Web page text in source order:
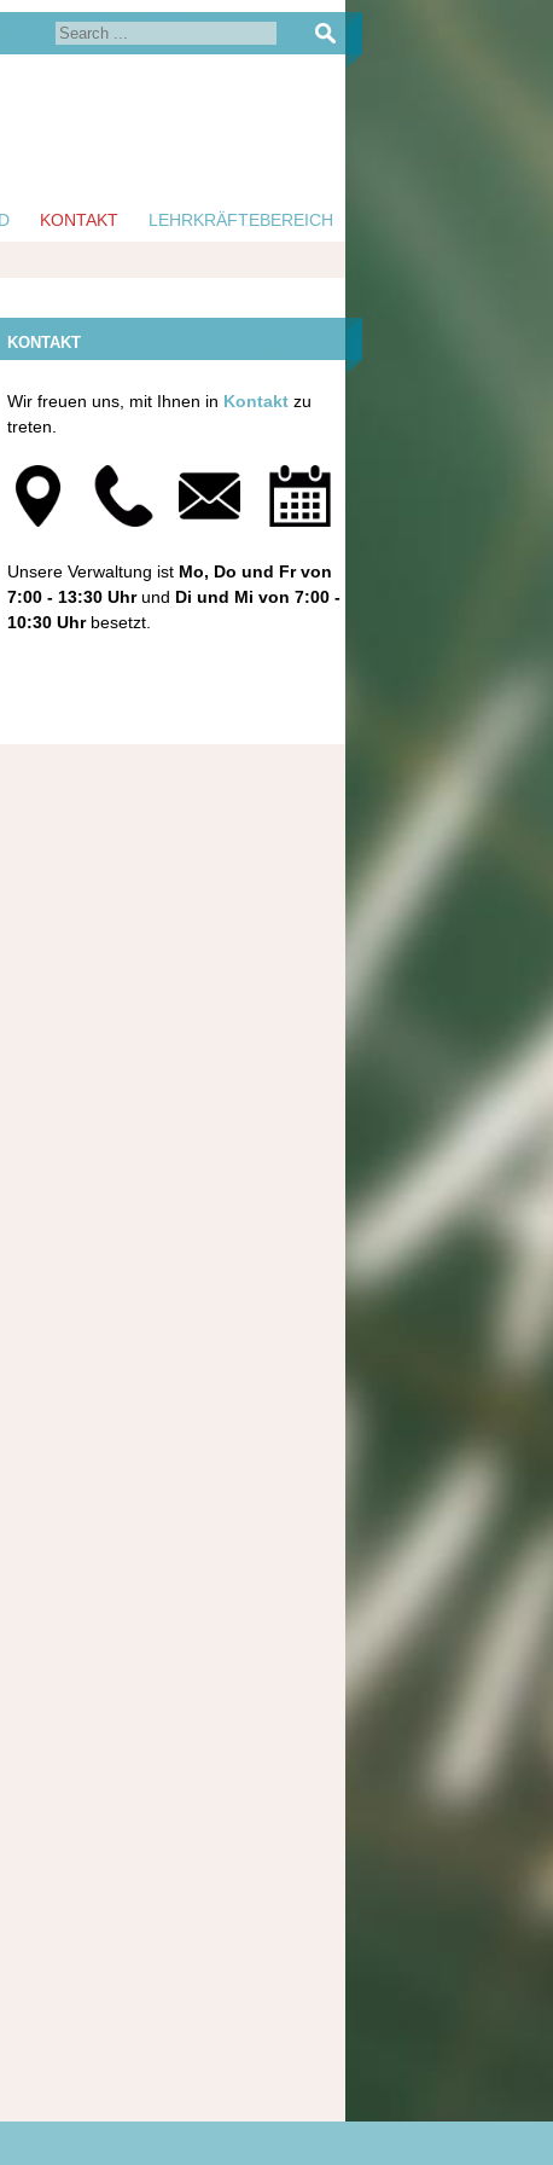
KONTAKT LEHRKRÄFTEBEREICH
KONTAKT
Wir freuen uns, mit Ihnen in Kontakt zu
treten.
Unsere Verwaltung ist Mo, Do und Fr von
7:00 - 13:30 Uhrund Di und Mi von 7:00 -
10:30 Uhrbesetzt.